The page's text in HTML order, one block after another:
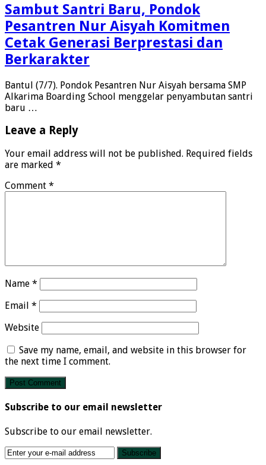
Sambut Santri Baru, Pondok
Pesantren Nur Aisyah Komitmen
Cetak Generasi Berprestasi dan
Berkarakter
Bantul (7/7). Pondok Pesantren Nur Aisyah bersama SMP
Alkarima Boarding School menggelar penyambutan santri
baru …
Leave a Reply
Your email address will not be published. Required fields
are marked *
Comment *
Name *
Email *
Website
Save my name, email, and website in this browser for
the next time I comment.
Subscribe to our email newsletter
Subscribe to our email newsletter.